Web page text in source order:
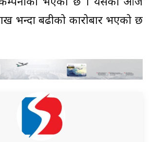
भन्दा बढीको कारोबार भएको छ